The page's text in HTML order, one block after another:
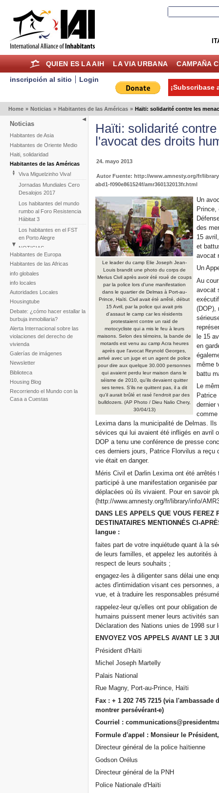
QUIEN ES LA AIH LA VIA URBANA CAMPAÑA
inscripción al sitio
Login
¡Subscribase
Home » Noticias » Habitantes de las Américas » Haïti: solidarité contre les
Noticias
Habitantes de Asia
Habitantes de Oriente Medio
Haiti, solidaridad
Habitantes de las Américas
Viva Miguelzinho Viva!
Jornadas Mundiales Cero
Desalojos 2017
Los habitantes del mundo
rumbo al Foro Resistencia
Hábitat 3
Los habitantes en el FST
en Porto Alegre
NOTICIAS
Perú: Marcha de
Asentamientos Humanos
Huascar
Reportaje fotogràfico sobre
la tragedia de la tormenta
Noel
Habitantes de Europa
Habitantes de las Africas
info globales
info locales
Autoridades Locales
Housingtube
Debate: ¿cómo hacer estallar la
burbuja inmobiliaria?
Alerta Internacional sobre las
violaciones del derecho de
vivienda
Galerías de imágenes
Newsletter
Biblioteca
Housing Blog
Recorriendo el Mundo con la
Casa a Cuestas
Haïti: solidarité
l'avocat des droits
24. mayo 2013
Autor Fuente: http://www.amnesty.org/fr/
abd1-f090e861524f/amr360132013fr.html
Le leader du camp Elie Joseph Jean-
Louis brandit une photo du corps de
Merius Civil après avoir été roué de coups
par la police lors d'une manifestation
dans le quartier de Delmas à Port-au-
Prince, Haïti. Civil avait été arrêté, début
15 Avril, par la police qui avait pris
d'assaut le camp car les résidents
protestaient contre un raid de
motocycliste qui a mis le feu à leurs
maisons. Selon des témoins, la bande de
motards est venu au camp Acra heures
après que l'avocat Reynold Georges,
arrivé avec un juge et un agent de police
pour dire aux quelque 30.000 personnes
qui avaient perdu leur maison dans le
séisme de 2010, qu'ils devaient quitter
ses terres. S'ils ne quittent pas, il a dit
qu'il aurait brûlé et rasé l'endroit par des
bulldozers. (AP Photo / Dieu Nalio Chery,
30/04/13)
Un
des
15
et
avocat
Un
Au
avocat
(DOP),
le 15
en
même
battu
Le
Patrice
dernier
comme
Lexima dans la municipalité de Delmas.
sévices qui lui avaient été infligés en avril
DOP a tenu une conférence de presse
ces derniers jours, Patrice Florvilus a reçu
vie était en danger.
Méris Civil et Darlin Lexima ont été
participé à une manifestation organisée
déplacées où ils vivaient. Pour en savoir
(http://www.amnesty.org/fr/library/info/
DANS LES APPELS QUE VOUS FEREZ
DESTINATAIRES MENTIONNÉS CI-
langue :
faites part de votre inquiétude quant à la
de leurs familles, et appelez les autorités
respect de leurs souhaits ;
engagez-les à diligenter sans délai une
actes d'intimidation visant ces personnes,
vue, et à traduire les responsables
rappelez-leur qu'elles ont pour obligation
humains puissent mener leurs activités
Déclaration des Nations unies de 1998
ENVOYEZ VOS APPELS AVANT LE 3
Président d'Haïti
Michel Joseph Martelly
Palais National
Rue Magny, Port-au-Prince, Haïti
Fax : + 1 202 745 7215 (via
montrer persévérant-e)
Courriel :
Formule d'appel : Monsieur le Président,
Directeur général de la police haïtienne
Godson Orélus
Directeur général de la PNH
Police Nationale d'Haïti